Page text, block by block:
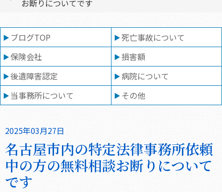
お断りについてです
ブログTOP
死亡事故について
保険会社
損害額
後遺障害認定
病院について
当事務所について
その他
2025年03月27日
名古屋市内の特定法律事務所依頼
中の方の無料相談お断りについて
です